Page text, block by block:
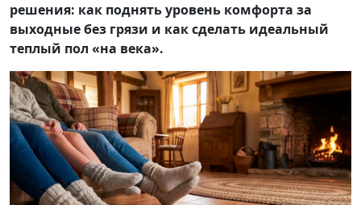
решения: как поднять уровень комфорта за
выходные без грязи и как сделать идеальный
теплый пол «на века».